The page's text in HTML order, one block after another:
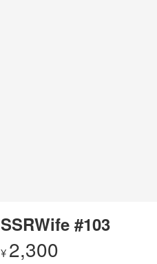
SSRWife #103
¥ 2,300